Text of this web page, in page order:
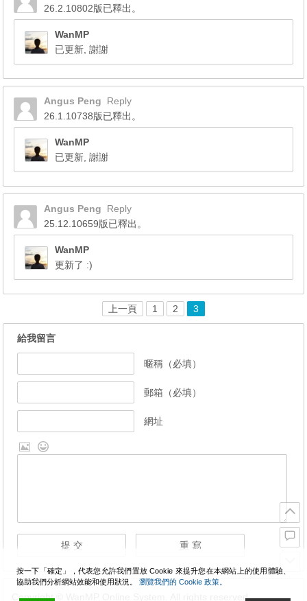
26.2.10802版已釋出。
WanMP
已更新, 謝謝
Angus Peng
Reply
26.1.10738版已釋出。
WanMP
已更新, 謝謝
Angus Peng
Reply
25.12.10659版已釋出。
WanMP
更新了 :)
上一頁 1 2 3
給我留言
暱稱（必填）
郵箱（必填）
網址
Copyright © WanMP Online System. All rights reserved.
按一下「確定」，代表您允許我們置放 Cookie 來提升您在本網站上的使用體驗、
協助我們分析網站效能和使用狀況。 瀏覽我們的 Cookie 政策。